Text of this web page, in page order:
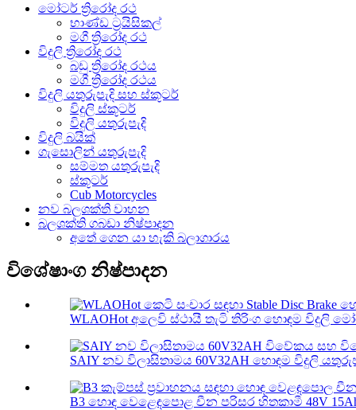
මෝටර් ත්‍රිරෝද රථ
භාණ්ඩ ට්‍රයිසිකල්
මගී ත්‍රිරෝද රථ
විදුලි ත්‍රිරෝද රථ
බඩු ත්‍රිරෝද රථය
මගී ත්‍රිරෝද රථය
විදුලි යතුරුපැදි සහ ස්කූටර්
විදුලි ස්කූටර්
විදුලි යතුරුපැදි
විදුලි බයික්
ගැසොලින් යතුරුපැදි
සම්මත යතුරුපැදි
ස්කූටර්
Cub Motorcycles
නව බලශක්ති වාහන
බලශක්ති ගබඩා නිෂ්පාදන
අතේ ගෙන යා හැකි බලාගාරය
විශේෂාංග නිෂ්පාදන
WLAOHot අලෙවි ස්ථායී තැටි තිරිංග හොඳම විදුලි
SAIY නව විලාසිතාමය 60V32AH හොඳම විදුලි
B3 හොඳ වෙළෙඳපොළ චීන පරිසර හිතකාමී 48V